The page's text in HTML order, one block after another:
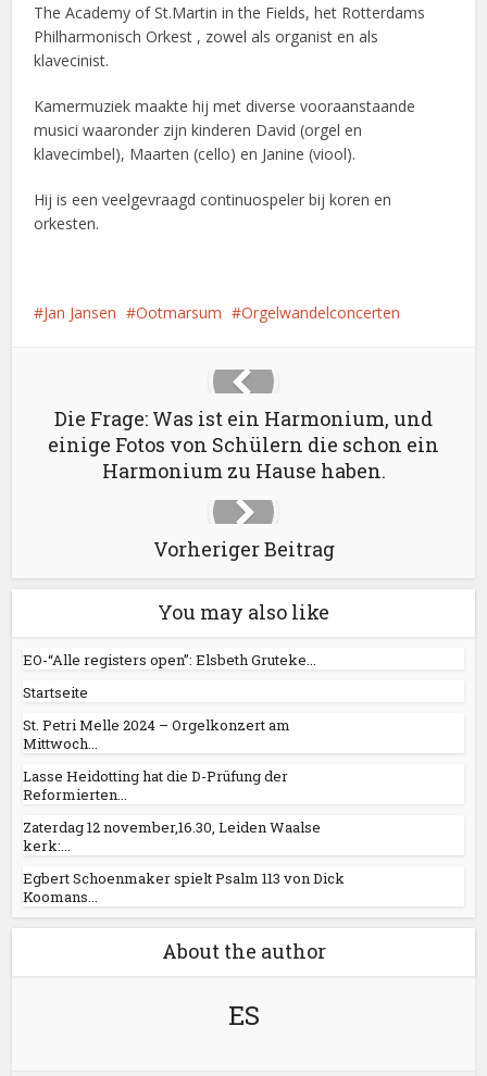
The Academy of St.Martin in the Fields, het Rotterdams
Philharmonisch Orkest , zowel als organist en als
klavecinist.
Kamermuziek maakte hij met diverse vooraanstaande
musici waaronder zijn kinderen David (orgel en
klavecimbel), Maarten (cello) en Janine (viool).
Hij is een veelgevraagd continuospeler bij koren en
orkesten.
Jan Jansen Ootmarsum Orgelwandelconcerten
Die Frage: Was ist ein Harmonium, und
einige Fotos von Schülern die schon ein
Harmonium zu Hause haben.
Vorheriger Beitrag
You may also like
EO-“Alle registers open”: Elsbeth Gruteke...
Startseite
St. Petri Melle 2024 – Orgelkonzert am
Mittwoch...
Lasse Heidotting hat die D-Prüfung der
Reformierten...
Zaterdag 12 november,16.30, Leiden Waalse
kerk:...
Egbert Schoenmaker spielt Psalm 113 von Dick
Koomans...
About the author
ES